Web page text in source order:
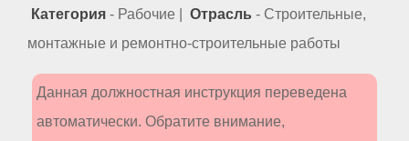
Категория - Рабочие | Отрасль - Строительные,
монтажные и ремонтно-строительные работы
Данная должностная инструкция переведена
автоматически. Обратите внимание,